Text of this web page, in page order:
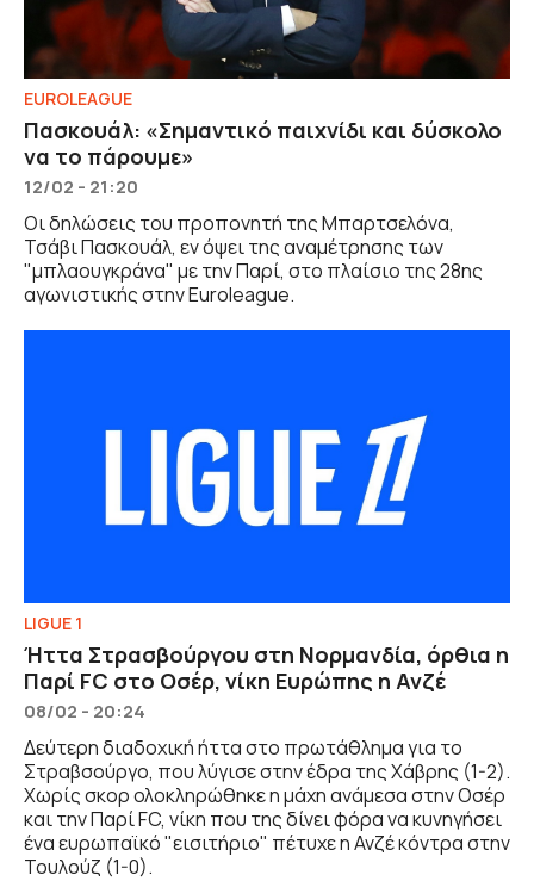
EUROLEAGUE
Πασκουάλ: «Σημαντικό παιχνίδι και δύσκολο
να το πάρουμε»
12/02 - 21:20
Οι δηλώσεις του προπονητή της Μπαρτσελόνα,
Τσάβι Πασκουάλ, εν όψει της αναμέτρησης των
"μπλαουγκράνα" με την Παρί, στο πλαίσιο της 28ης
αγωνιστικής στην Euroleague.
LIGUE 1
Ήττα Στρασβούργου στη Νορμανδία, όρθια η
Παρί FC στο Οσέρ, νίκη Ευρώπης η Ανζέ
08/02 - 20:24
Δεύτερη διαδοχική ήττα στο πρωτάθλημα για το
Στραβσούργο, που λύγισε στην έδρα της Χάβρης (1-2).
Χωρίς σκορ ολοκληρώθηκε η μάχη ανάμεσα στην Οσέρ
και την Παρί FC, νίκη που της δίνει φόρα να κυνηγήσει
ένα ευρωπαϊκό "εισιτήριο" πέτυχε η Ανζέ κόντρα στην
Τουλούζ (1-0).